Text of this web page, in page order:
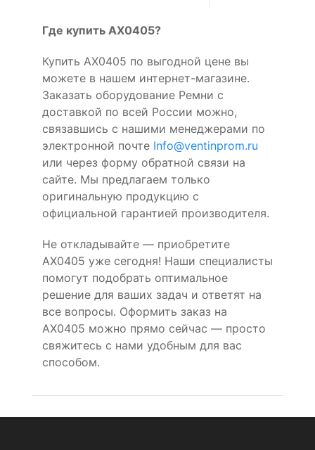
Где купить AX0405?
Купить AX0405 по выгодной цене вы
можете в нашем интернет-магазине.
Заказать оборудование Ремни с
доставкой по всей России можно,
связавшись с нашими менеджерами по
электронной почте Info@ventinprom.ru
или через форму обратной связи на
сайте. Мы предлагаем только
оригинальную продукцию с
официальной гарантией производителя.
Не откладывайте — приобретите
AX0405 уже сегодня! Наши специалисты
помогут подобрать оптимальное
решение для ваших задач и ответят на
все вопросы. Оформить заказ на
AX0405 можно прямо сейчас — просто
свяжитесь с нами удобным для вас
способом.